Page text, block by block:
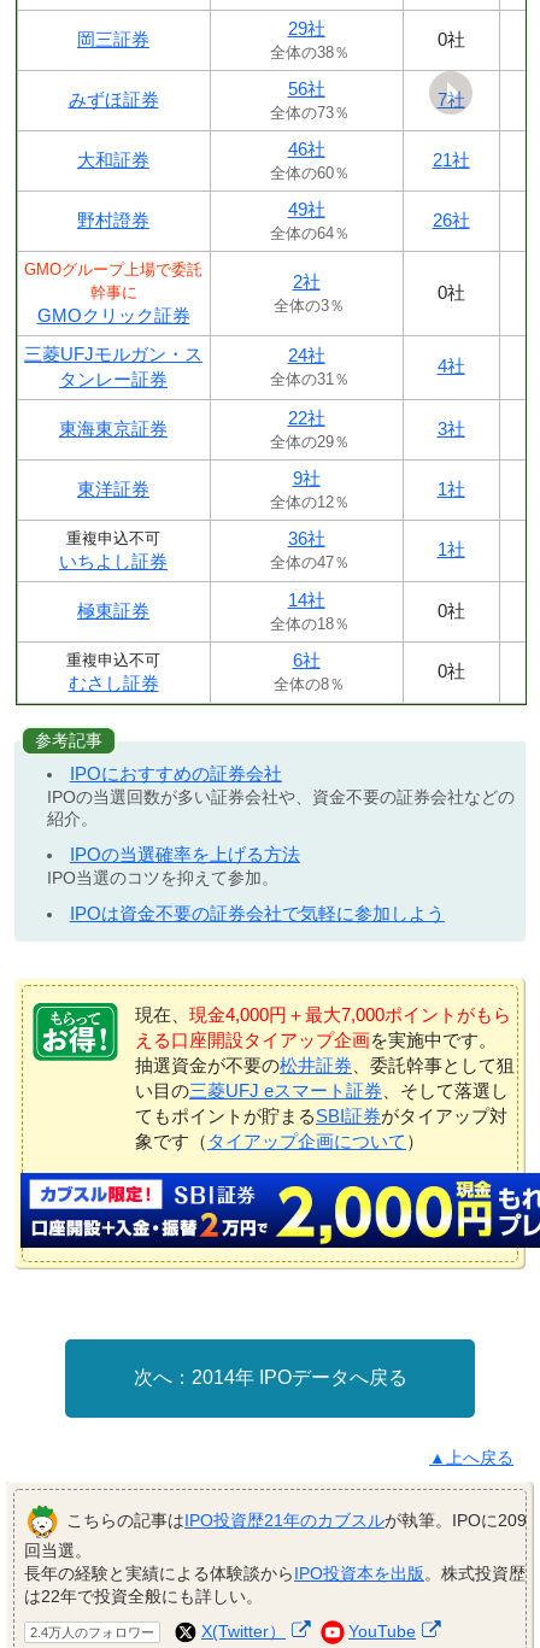
岡三証券
29社
全体の38％
0社
みずほ証券
56社
全体の73％
7社
大和証券
46社
全体の60％
21社
野村證券
49社
全体の64％
26社
GMOグループ上場で委託
幹事に
GMOクリック証券
2社
全体の3％
0社
三菱UFJモルガン・ス
タンレー証券
24社
全体の31％
4社
東海東京証券
22社
全体の29％
3社
東洋証券
9社
全体の12％
1社
重複申込不可
いちよし証券
36社
全体の47％
1社
極東証券
14社
全体の18％
0社
重複申込不可
むさし証券
6社
全体の8％
0社
参考記事
IPOにおすすめの証券会社
IPOの当選回数が多い証券会社や、資金不要の証券会社などの
紹介。
IPOの当選確率を上げる方法
IPO当選のコツを抑えて参加。
IPOは資金不要の証券会社で気軽に参加しよう
現在、 現金4,000円＋最大7,000ポイントがもら
える口座開設タイアップ企画を実施中です。
抽選資金が不要の松井証券 、委託幹事として狙
い目の三菱UFJ eスマート証券 、そして落選し
てもポイントが貯まるSBI証券がタイアップ対
象です（ タイアップ企画について ）
2014年 IPOデータへ戻る
▲上へ戻る
こちらの記事はIPO投資歴21年のカブスルが執筆。IPOに209
回当選。
長年の経験と実績による体験談からIPO投資本を出版。株式投資歴
は22年で投資全般にも詳しい。
2.4万人のフォロワー X(Twitter） YouTube